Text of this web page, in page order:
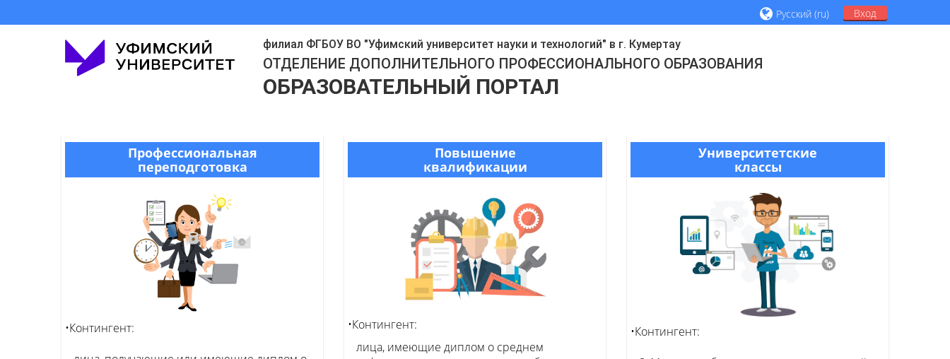
Вход
Русский ‎(ru)‎
филиал ФГБОУ ВО "Уфимский университет науки и технологий" в г. Кумертау
ОТДЕЛЕНИE ДОПОЛНИТЕЛЬНОГО ПРОФЕССИОНАЛЬНОГО ОБРАЗОВАНИЯ
ОБРАЗОВАТЕЛЬНЫЙ ПОРТАЛ
Профессиональная
переподготовка
•Контингент:
Повышение
квалификации
•Контингент:
лица, имеющие диплом о среднем
Университетские
классы
•Контингент: